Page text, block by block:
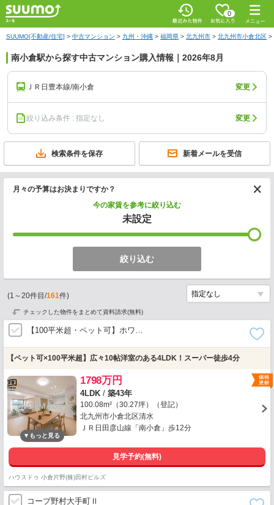
0
SUUMO[不動産/住宅] > 中古マンション > 九州・沖縄 > 福岡県 > 北九州市 > 北九州市小倉北区 >
南小倉駅から探す中古マンション購入情報｜2026年8月
ＪＲ日豊本線/南小倉 変更
絞り込み条件 : 指定なし 変更
検索条件を保存 新着メールを受信
月々の予算はお決まりですか？
今の家賃を参考に絞り込む
未設定
絞り込む
(1 ～20件目/161件)
チェックした物件をまとめて資料請求(無料)
【100平米超・ペット可】ホワ…
【ペット可×100平米超】広々10帖洋室のある4LDK！スーパー徒歩4分
1798万円
4LDK / 築43年
100.08m²（30.27坪）（登記）
北九州市小倉北区清水
ＪＲ日田彦山線「南小倉」歩12分
見学予約(無料)
ハウスドゥ 小倉片野(株)田村ビルズ
コープ野村大手町Ⅱ